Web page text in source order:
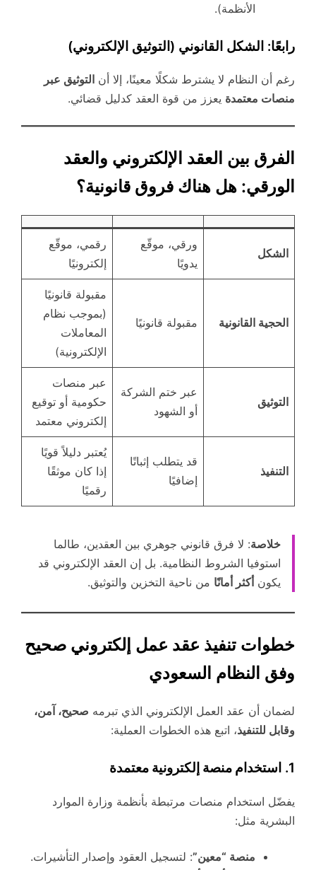
الأنظمة).
رابعًا: الشكل القانوني (التوثيق الإلكتروني)
رغم أن النظام لا يشترط شكلًا معينًا، إلا أن التوثيق عبر
منصات معتمدة يعزز من قوة العقد كدليل قضائي.
الفرق بين العقد الإلكتروني والعقد
الورقي: هل هناك فروق قانونية؟
الشكل
ورقي، موقّع
يدويًا
رقمي، موقّع
إلكترونيًا
الحجية القانونية مقبولة قانونيًا
مقبولة قانونيًا
(بموجب نظام
المعاملات
الإلكترونية)
التوثيق
عبر ختم الشركة
أو الشهود
عبر منصات
حكومية أو توقيع
إلكتروني معتمد
التنفيذ
قد يتطلب إثباتًا
إضافيًا
يُعتبر دليلاً قويًا
إذا كان موثقًا
رقميًا
خلاصة: لا فرق قانوني جوهري بين العقدين، طالما
استوفيا الشروط النظامية. بل إن العقد الإلكتروني قد
يكون أكثر أمانًا من ناحية التخزين والتوثيق.
خطوات تنفيذ عقد عمل إلكتروني صحيح
وفق النظام السعودي
لضمان أن عقد العمل الإلكتروني الذي تبرمه صحيح، آمن،
وقابل للتنفيذ، اتبع هذه الخطوات العملية:
1. استخدام منصة إلكترونية معتمدة
يفضّل استخدام منصات مرتبطة بأنظمة وزارة الموارد
البشرية مثل:
منصة “معين”: لتسجيل العقود وإصدار التأشيرات.